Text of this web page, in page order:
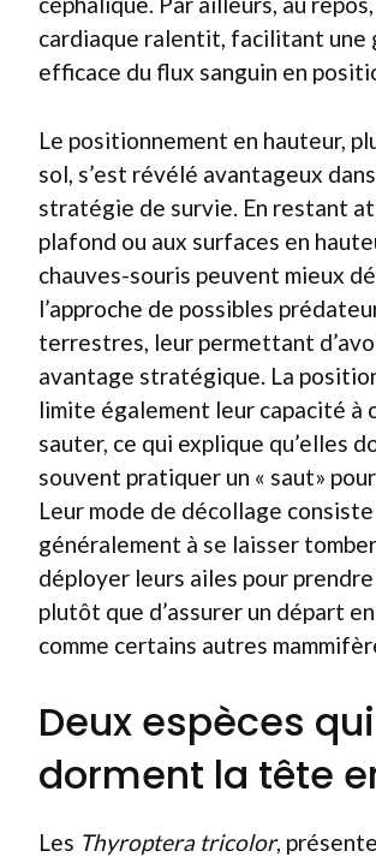
cardiaque ralentit, facilitant une
efficace du flux sanguin en
Le positionnement en hauteur,
sol, s’est révélé avantageux
stratégie de survie. En restant
plafond ou aux surfaces en
chauves-souris peuvent mieux
l’approche de possibles
terrestres, leur permettant
avantage stratégique. La
limite également leur capacité à
sauter, ce qui explique qu’elles
souvent pratiquer un « saut»
Leur mode de décollage consiste
généralement à se laisser
déployer leurs ailes pour prendre
plutôt que d’assurer un départ
comme certains autres
Deux espèces qui
dorment la tête
Les Thyroptera tricolor,